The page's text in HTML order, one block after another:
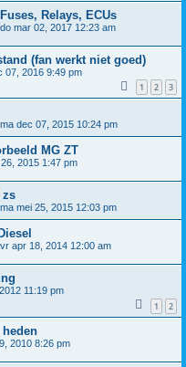
Relays, ECUs
do mar 02, 2017 12:23 am
(fan werkt niet goed)
07, 2016 9:49 pm
1 2 3
ma dec 07, 2015 10:24 pm
MG ZT
2015 1:47 pm
zs
ma mei 25, 2015 12:03 pm
vr apr 18, 2014 12:00 am
11:19 pm
1 2
heden
2010 8:26 pm